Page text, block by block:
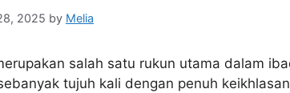
2025 by Melia
salah satu rukun utama dalam
tujuh kali dengan penuh